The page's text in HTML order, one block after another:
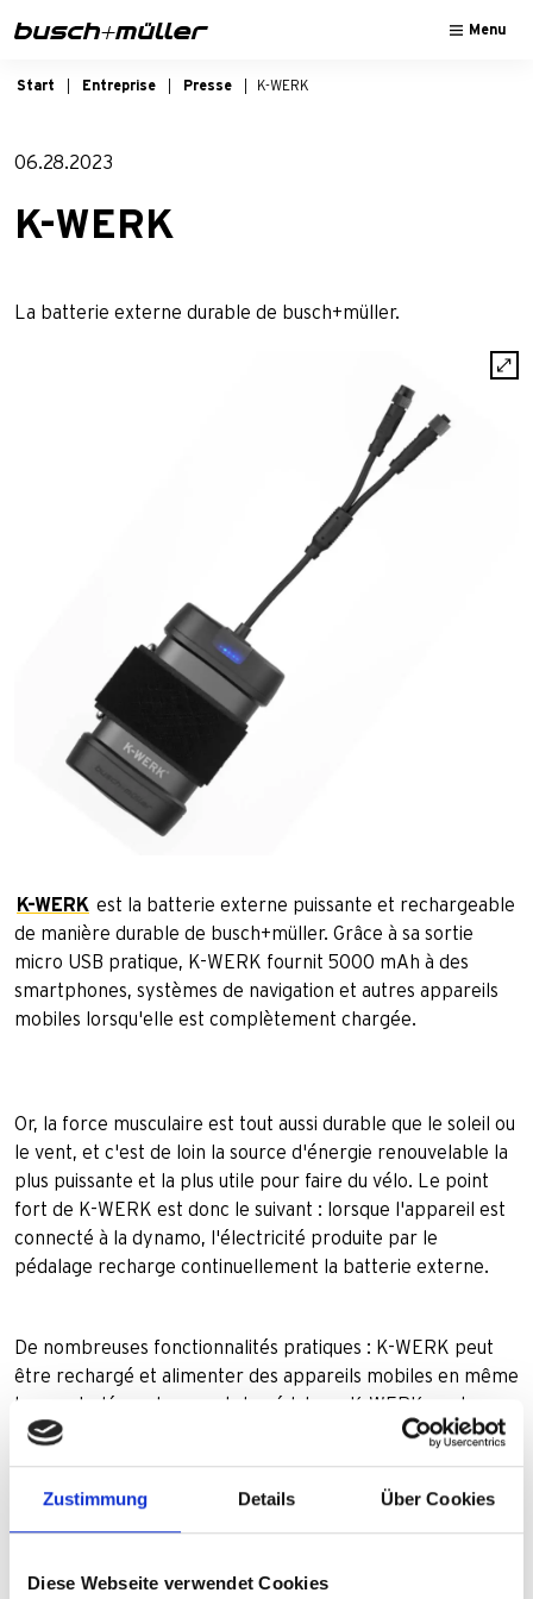
Zustimmung Details Über Cookies
Diese Webseite verwendet Cookies
Menu
Start Entreprise Presse K-WERK
06.28.2023
K-WERK
La batterie externe durable de busch+müller.
K-WERK est la batterie externe puissante et rechargeable
de manière durable de busch+müller. Grâce à sa sortie
micro USB pratique, K-WERK fournit 5000 mAh à des
smartphones, systèmes de navigation et autres appareils
mobiles lorsqu'elle est complètement chargée.
Or, la force musculaire est tout aussi durable que le soleil ou
le vent, et c'est de loin la source d'énergie renouvelable la
plus puissante et la plus utile pour faire du vélo. Le point
fort de K-WERK est donc le suivant : lorsque l'appareil est
connecté à la dynamo, l'électricité produite par le
pédalage recharge continuellement la batterie externe.
De nombreuses fonctionnalités pratiques : K-WERK peut
être rechargé et alimenter des appareils mobiles en même
temps. Indépendamment du pédalage, K-WERK peut
également être rechargé via un port micro USB à la maison
sur le secteur ou en déplacement sur un ordinateur
portable. L'énergie restante est toujours clairement visible,
le montage sur le vélo s'effectue de manière flexible à